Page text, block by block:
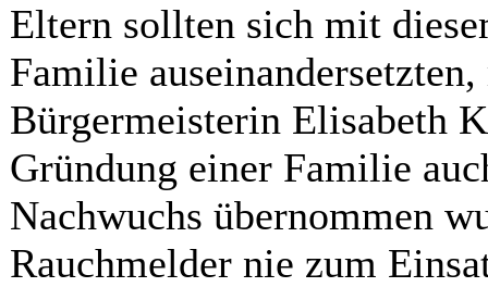
Eltern sollten sich mit
Familie
Bürgermeisterin Elisabeth
Gründung einer Familie
Nachwuchs übernommen
Rauchmelder nie zum